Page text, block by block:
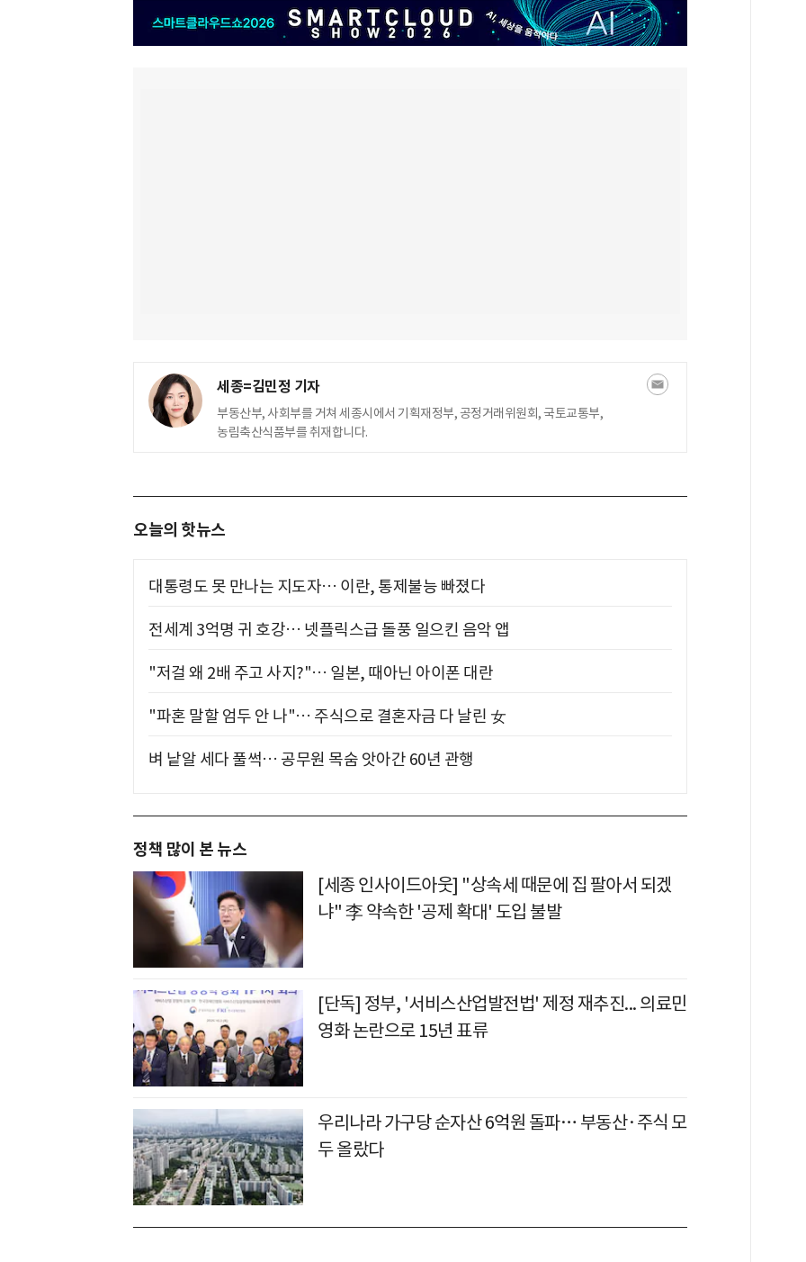
세종=김민정 기자
부동산부, 사회부를 거쳐 세종시에서 기획재정부, 공정거래위원회, 국토교통부,
농림축산식품부를 취재합니다.
오늘의 핫뉴스
대통령도 못 만나는 지도자… 이란, 통제불능 빠졌다
전세계 3억명 귀 호강… 넷플릭스급 돌풍 일으킨 음악 앱
"저걸 왜 2배 주고 사지?"… 일본, 때아닌 아이폰 대란
"파혼 말할 엄두 안 나"… 주식으로 결혼자금 다 날린 女
벼 낱알 세다 풀썩… 공무원 목숨 앗아간 60년 관행
정책 많이 본 뉴스
[세종 인사이드아웃] "상속세 때문에 집 팔아서 되겠
냐" 李 약속한 '공제 확대' 도입 불발
[단독] 정부, '서비스산업발전법' 제정 재추진... 의료민
영화 논란으로 15년 표류
우리나라 가구당 순자산 6억원 돌파… 부동산·주식 모
두 올랐다